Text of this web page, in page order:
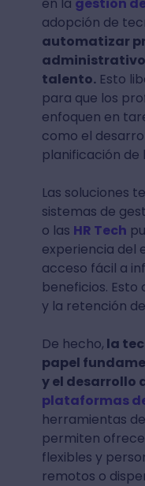
adopción de
automatizar
talento.Esto
para que los
enfoquen en
como el
planificación de
Las soluciones
sistemas de
o las HR Tech
experiencia del
acceso fácil a
beneficios.
y la retención
De hecho, la
papel
y el desarrollo
plataformas
herramientas
permiten
flexibles y
remotos o